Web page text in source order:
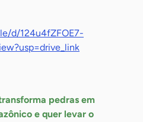
d/124u4fZFOE7-
pedras em
e quer levar o